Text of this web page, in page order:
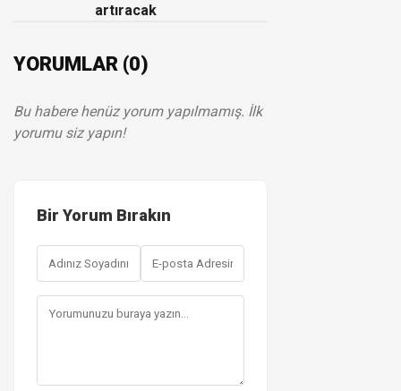
artıracak
YORUMLAR (0)
Bu habere henüz yorum yapılmamış. İlk
yorumu siz yapın!
Bir Yorum Bırakın